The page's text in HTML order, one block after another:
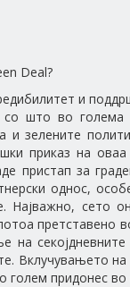
Deal?
и
со што во
и зелените
приказ на
пристап за
однос,
Најважно, сето
претставено
на
Вклучувањето
голем придонес